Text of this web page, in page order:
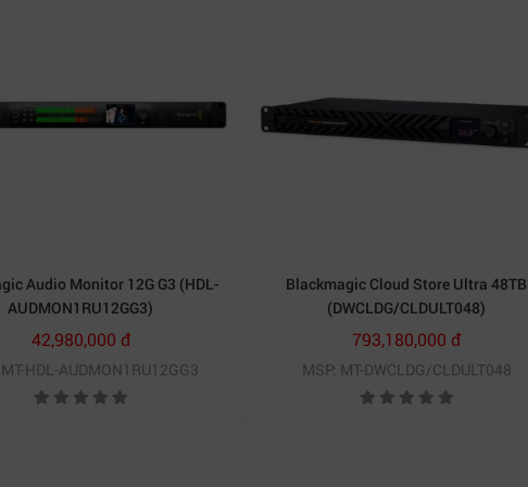
Audio Monitor 12G G3 (HDL-
AUDMON1RU12GG3)
42,980,000 đ
HDL-AUDMON1RU12GG3
Blackmagic Cloud Store Ultra 48TB
(DWCLDG/CLDULT048)
793,180,000 đ
MSP: MT-DWCLDG/CLDULT048